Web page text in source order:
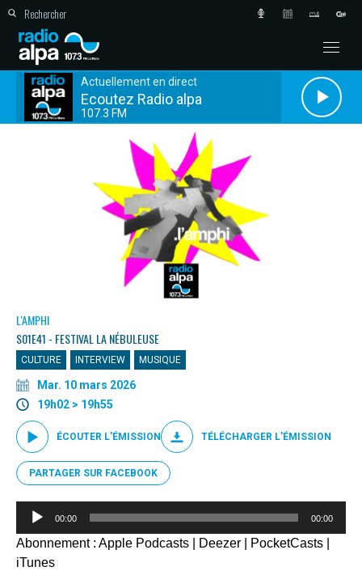
Actuellement en direct
Ecoutez Radio alpa
107.3 FM
L'AMPHI
S01E41 - FESTIVAL LA NÉBULEUSE
CULTURE INTERVIEW MUSIQUE
Mar. 10 mars 2026
19h02 > 19h55
ÉCOUTER L'ÉMISSION TÉLÉCHARGER L'ÉMISSION
PARTAGER SUR FACEBOOK
Lecteur
00:00 00:00
Abonnement : Apple Podcasts Deezer PocketCasts
iTunes